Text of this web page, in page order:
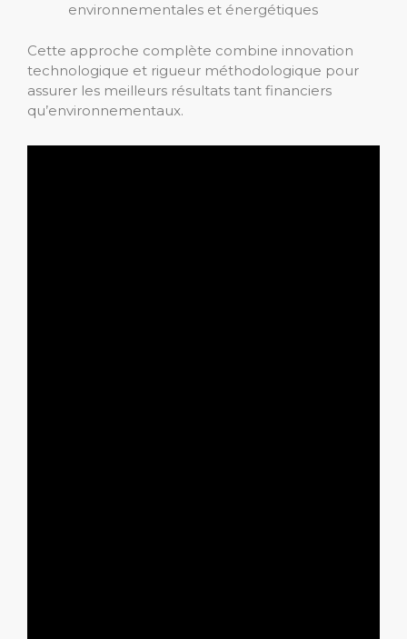
environnementales et énergétiques
Cette approche complète combine innovation
technologique et rigueur méthodologique pour
assurer les meilleurs résultats tant financiers
qu’environnementaux.